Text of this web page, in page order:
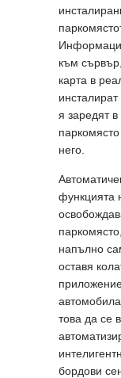
към
карта в
я заредят
него.
функцията
напълно
оставя
това да се
бордови